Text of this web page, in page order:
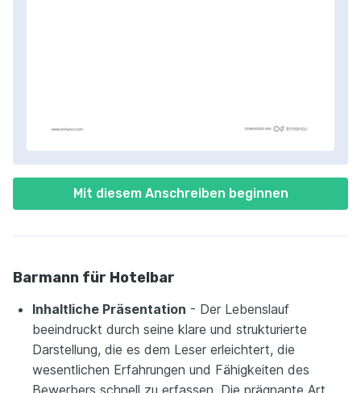
Mit diesem Anschreiben beginnen
Barmann für Hotelbar
Inhaltliche Präsentation - Der Lebenslauf
beeindruckt durch seine klare und strukturierte
Darstellung, die es dem Leser erleichtert, die
wesentlichen Erfahrungen und Fähigkeiten des
Bewerbers schnell zu erfassen. Die prägnante Art